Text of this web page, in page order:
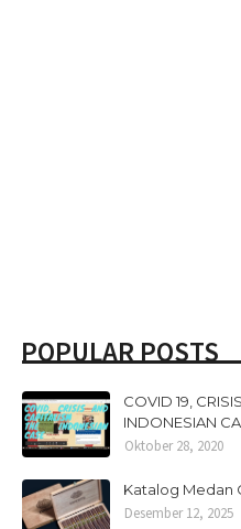
POPULAR POSTS
COVID 19,
INDONESIAN
Oktober 28, 2020
Katalog Medan
Desember 12, 2025